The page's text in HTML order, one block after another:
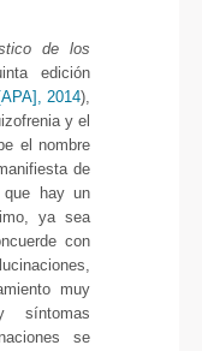
de los
edición
2014),
y el
el nombre
de
que hay un
ya sea
con
muy
síntomas
se